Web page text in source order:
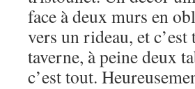
face à deux murs en
vers un rideau, et
taverne, à peine deux
c’est tout.